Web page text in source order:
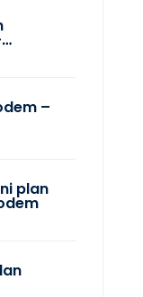
–
plan